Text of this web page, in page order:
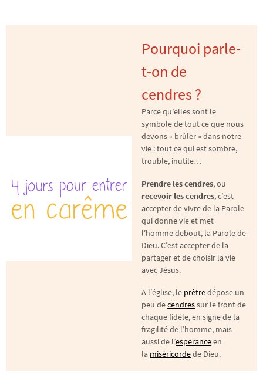
Pourquoi parle-
t-on de
cendres ?
Parce qu’elles sont le
symbole de tout ce que nous
devons « brûler » dans notre
vie : tout ce qui est sombre,
trouble, inutile…
Prendre les cendres, ou
recevoir les cendres, c’est
accepter de vivre de la Parole
qui donne vie et met
l’homme debout, la Parole de
Dieu. C’est accepter de la
partager et de choisir la vie
avec Jésus.
A l’église, le prêtredépose un
peu decendressur le front de
chaque fidèle, en signe de la
fragilité de l’homme, mais
aussi de l’espéranceen
la miséricordede Dieu.